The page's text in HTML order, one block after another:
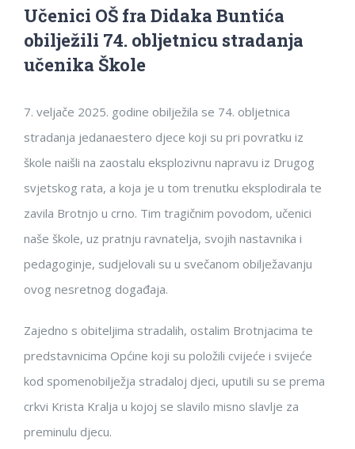
Učenici OŠ fra Didaka Buntića
obilježili 74. obljetnicu stradanja
učenika Škole
7. veljače 2025. godine obilježila se 74. obljetnica
stradanja jedanaestero djece koji su pri povratku iz
škole naišli na zaostalu eksplozivnu napravu iz Drugog
svjetskog rata, a koja je u tom trenutku eksplodirala te
zavila Brotnjo u crno. Tim tragičnim povodom, učenici
naše škole, uz pratnju ravnatelja, svojih nastavnika i
pedagoginje, sudjelovali su u svečanom obilježavanju
ovog nesretnog događaja.
Zajedno s obiteljima stradalih, ostalim Brotnjacima te
predstavnicima Općine koji su položili cvijeće i svijeće
kod spomenobilježja stradaloj djeci, uputili su se prema
crkvi Krista Kralja u kojoj se slavilo misno slavlje za
preminulu djecu.